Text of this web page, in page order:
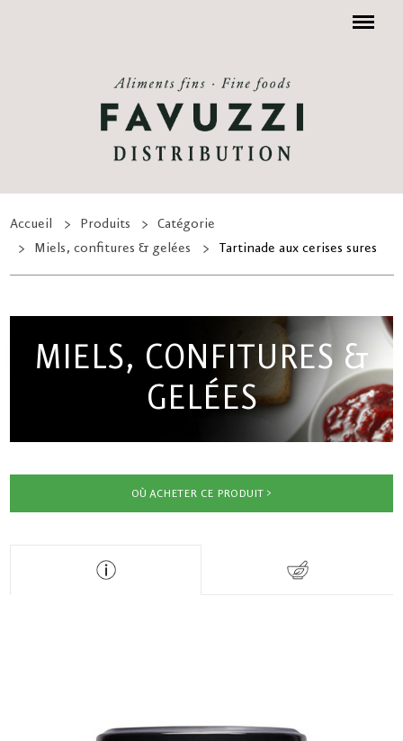
Menu
Accueil Produits
Catégorie
Miels, confitures & gelées
Tartinade aux cerises sures
MIELS, CONFITURES &
GELÉES
OÙ ACHETER CE PRODUIT